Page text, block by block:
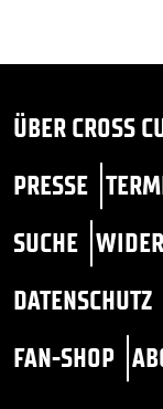
ÜBER CROSS
PRESSE
SUCHE
DATENSCHUTZ
FAN-SHOP